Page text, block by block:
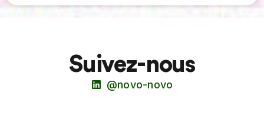
Suivez-nous
@novo-novo